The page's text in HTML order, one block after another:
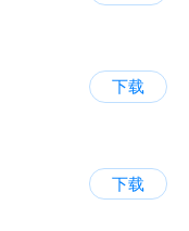
下载
下载